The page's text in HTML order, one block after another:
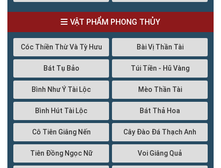
VẬT PHẨM PHONG THỦY
Cóc Thiền Thừ Và Tỳ Hưu Bài Vị Thần Tài
Bát Tụ Bảo Túi Tiền - Hũ Vàng
Bình Như Ý Tài Lộc Mèo Thần Tài
Bình Hút Tài Lộc Bát Thả Hoa
Cô Tiên Giâng Nến Cây Đào Đá Thạch Anh
Tiên Đồng Ngọc Nữ Voi Giâng Quả